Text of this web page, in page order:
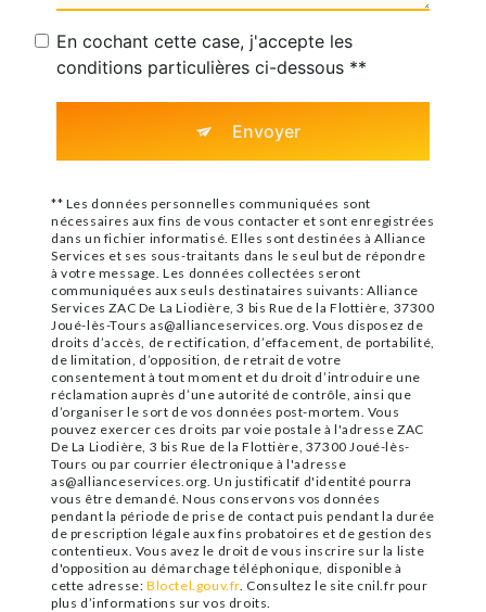
En cochant cette case, j'accepte les
conditions particulières ci-dessous **
Envoyer
** Les données personnelles communiquées sont
nécessaires aux fins de vous contacter et sont enregistrées
dans un fichier informatisé. Elles sont destinées à Alliance
Services et ses sous-traitants dans le seul but de répondre
à votre message. Les données collectées seront
communiquées aux seuls destinataires suivants: Alliance
Services ZAC De La Liodière, 3 bis Rue de la Flottière, 37300
Joué-lès-Tours as@allianceservices.org. Vous disposez de
droits d’accès, de rectification, d’effacement, de portabilité,
de limitation, d’opposition, de retrait de votre
consentement à tout moment et du droit d’introduire une
réclamation auprès d’une autorité de contrôle, ainsi que
d’organiser le sort de vos données post-mortem. Vous
pouvez exercer ces droits par voie postale à l'adresse ZAC
De La Liodière, 3 bis Rue de la Flottière, 37300 Joué-lès-
Tours ou par courrier électronique à l'adresse
as@allianceservices.org. Un justificatif d'identité pourra
vous être demandé. Nous conservons vos données
pendant la période de prise de contact puis pendant la durée
de prescription légale aux fins probatoires et de gestion des
contentieux. Vous avez le droit de vous inscrire sur la liste
d'opposition au démarchage téléphonique, disponible à
cette adresse: Bloctel.gouv.fr . Consultez le site cnil.fr pour
plus d’informations sur vos droits.